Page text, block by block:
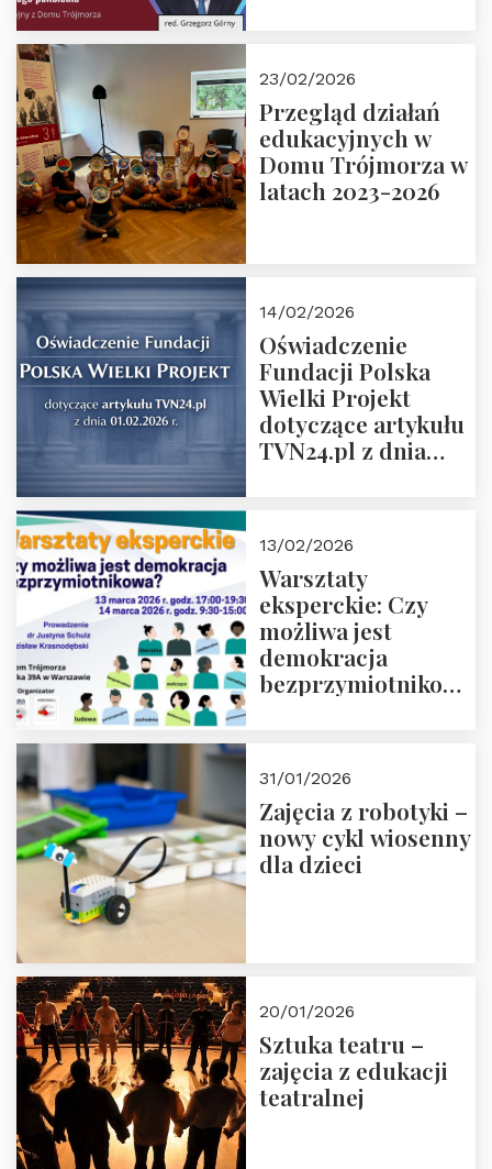
Rozmawiają red.
Grzegorz Górny i
prof. Michał
Łuczewski
23/02/2026
Przegląd działań
edukacyjnych w
Domu Trójmorza w
latach 2023-2026
14/02/2026
Oświadczenie
Fundacji Polska
Wielki Projekt
dotyczące artykułu
TVN24.pl z dnia
13/02/2026
Warsztaty
eksperckie: Czy
możliwa jest
demokracja
bezprzymiotnikowa?
31/01/2026
Zajęcia z robotyki –
nowy cykl wiosenny
dla dzieci
20/01/2026
Sztuka teatru –
zajęcia z edukacji
teatralnej